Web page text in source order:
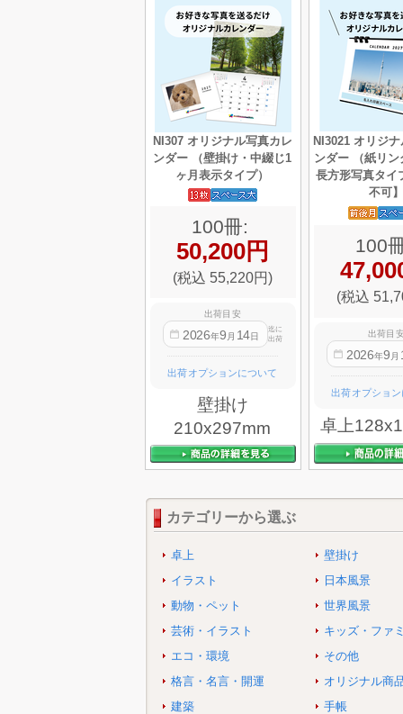
NI307 オリジナル写真カレ
ンダー （壁掛け・中綴じ1
ヶ月表示タイプ）
100冊:
50,200円
(税込 55,220円)
出荷目安
2026年9 月 14日
迄に
出荷
出荷オプションについて
壁掛け
210x297mm
NI3021 オリジ
ンダー （紙リ
長方形写真タイ
不可】
100
(税込
出荷目
2026年9 月
出荷オプショ
卓上
カテゴリーから選ぶ
卓上
壁掛け
イラスト
日本風景
動物・ペット
世界風景
芸術・イラスト
キッズ・ファ
エコ・環境
その他
格言・名言・開運
オリジナル商
建築
手帳